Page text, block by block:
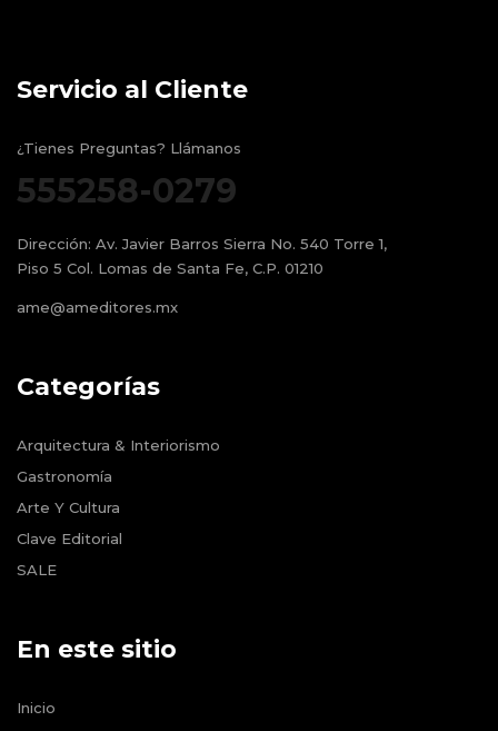
Servicio al Cliente
¿Tienes Preguntas? Llámanos
555258-0279
Dirección: Av. Javier Barros Sierra No. 540 Torre 1,
Piso 5 Col. Lomas de Santa Fe, C.P. 01210
ame@ameditores.mx
Categorías
Arquitectura & Interiorismo
Gastronomía
Arte Y Cultura
Clave Editorial
SALE
En este sitio
Inicio